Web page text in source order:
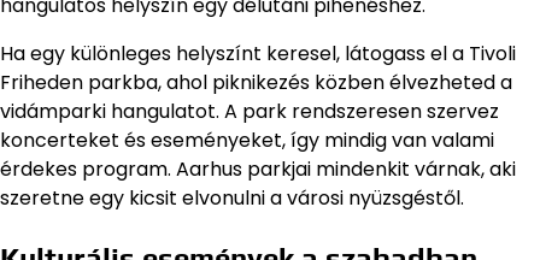
Ha egy különleges helyszínt keresel, látogass el a Tivoli
Friheden parkba, ahol piknikezés közben élvezheted a
vidámparki hangulatot. A park rendszeresen szervez
koncerteket és eseményeket, így mindig van valami
érdekes program. Aarhus parkjai mindenkit várnak, aki
szeretne egy kicsit elvonulni a városi nyüzsgéstől.